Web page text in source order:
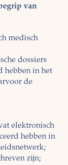
van
medisch
dossiers
hebben in het
de
elektronisch
hebben in
zijn;